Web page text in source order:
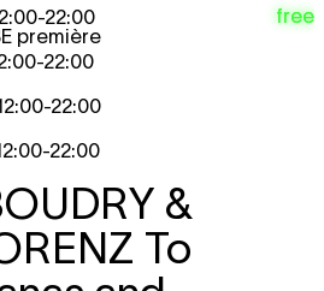
-22:00
première
-22:00
-22:00
-22:00
free
&
To